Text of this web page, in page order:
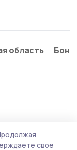
область
свое